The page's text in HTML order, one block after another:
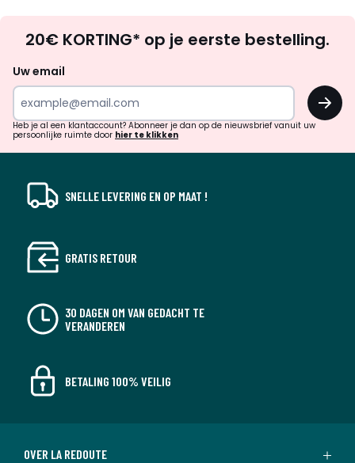
zoek
inspiratie
verrassingen?
20€ KORTING* op je eerste bestelling.
Uw email
OK
Heb je al een klantaccount? Abonneer je dan op de nieuwsbrief vanuit uw
persoonlijke ruimte door hier te klikken
SNELLE LEVERING EN OP MAAT !
GRATIS RETOUR
30 DAGEN OM VAN GEDACHT TE
VERANDEREN
BETALING 100% VEILIG
OVER LA REDOUTE